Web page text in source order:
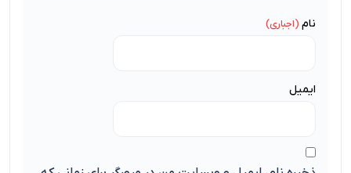
نام
ایمیل